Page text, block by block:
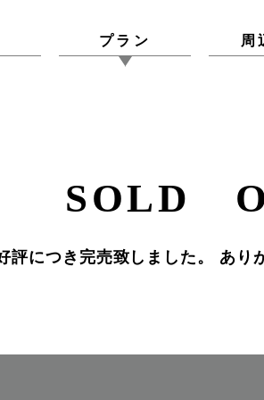
プラン 周
SOLD
評につき完売致しました。 あり